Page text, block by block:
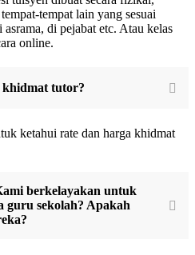
tempat lain yang sesuai
di pejabat etc. Atau kelas
online.
tutor?
ketahui rate dan harga khidmat
berkelayakan untuk
guru sekolah? Apakah